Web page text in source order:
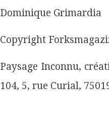
Dominique Grimardia
Copyright
Paysage Inconnu,
104, 5, rue Curial,